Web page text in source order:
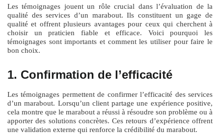
Les témoignages jouent un rôle crucial dans l’évaluation de la
qualité des services d’un marabout. Ils constituent un gage de
qualité et offrent plusieurs avantages pour ceux qui cherchent à
choisir un praticien fiable et efficace. Voici pourquoi les
témoignages sont importants et comment les utiliser pour faire le
bon choix.
1. Confirmation de l’efficacité
Les témoignages permettent de confirmer l’efficacité des services
d’un marabout. Lorsqu’un client partage une expérience positive,
cela montre que le marabout a réussi à résoudre son problème ou à
apporter des solutions concrètes. Ces retours d’expérience offrent
une validation externe qui renforce la crédibilité du marabout.